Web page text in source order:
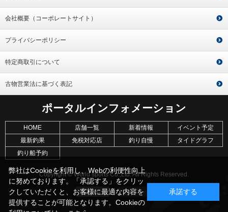
会社概要（コーポレートサイト）
プライバシーポリシー
特定商取引について
古物営業法に基づく表記
ポータルインフォメーション
HOME 店舗一覧 新着情報
イベント予定
最新釣果
免税対応店 釣り自慢
タイドグラフ
釣り船予約
Copyright © World sports Co.,Ltd. All Rights Reserved.
弊社はCookieを利用し、Webの利便性向上
に努めております。「承認する」をクリッ
クしていただくと、お客様に最適な内容を
提供することが可能となります。Cookieの
承諾する